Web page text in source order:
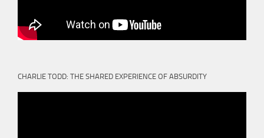
CHARLIE TODD: THE SHARED EXPERIENCE OF ABSURDITY